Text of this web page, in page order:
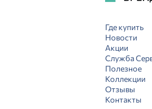
Где купить
Новости
Акции
Служба
Полезное
Коллекции
Отзывы
Контакты